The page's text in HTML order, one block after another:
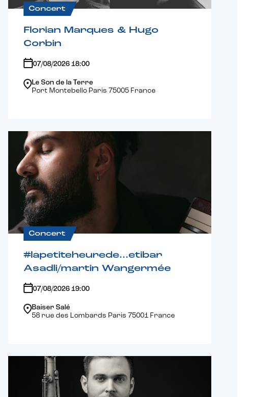
Concert
Florian Marques & Hugo
Corbin
07/08/2026 18:00
Le Son de la Terre
Port Montebello Paris 75005 France
Concert
#lapetiteheurede…etibar
Asadli/martin Wangermée
07/08/2026 19:00
Baiser Salé
58 rue des Lombards Paris 75001 France